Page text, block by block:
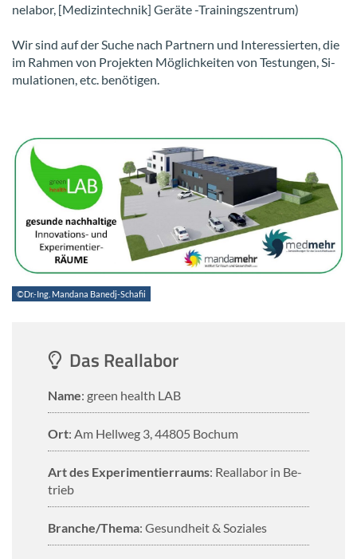
ne­la­bor, [Me­di­zin­tech­nik] Ge­rä­te -​Trainingszentrum)
Wir sind auf der Suche nach Part­nern und In­ter­es­sier­ten, die
im Rah­men von Pro­jek­ten Mög­lich­kei­ten von Tes­tun­gen, Si­
mu­la­tio­nen, etc. be­nö­ti­gen.
©Dr.-Ing. Manda­na Banedj-​Schafii
Das Re­al­la­bor
Name: green health LAB
Ort: Am Hell­weg 3, 44805 Bo­chum
Art des Ex­pe­ri­men­tier­raums: Re­al­la­bor in Be­
trieb
Bran­che/Thema: Ge­sund­heit & So­zia­les